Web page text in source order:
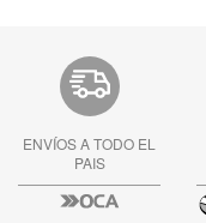
ENVÍOS A TODO EL
PAIS